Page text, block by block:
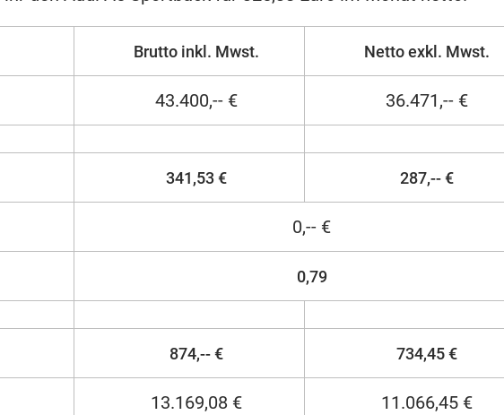
Brutto inkl. Mwst. Netto exkl. Mwst.
43.400,-- € 36.471,-- €
341,53 € 287,-- €
0,-- €
0,79
874,-- € 734,45 €
13.169,08 € 11.066,45 €